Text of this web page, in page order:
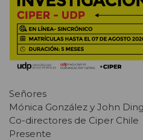
Señores
Mónica González y John
Co-directores de Ciper Chile
Presente